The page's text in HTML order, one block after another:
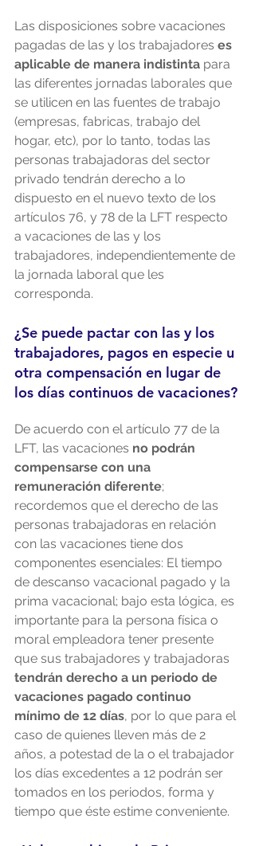
Las disposiciones sobre vacaciones
pagadas de las y los trabajadores es
aplicable de manera indistinta para
las diferentes jornadas laborales que
se utilicen en las fuentes de trabajo
(empresas, fabricas, trabajo del
hogar, etc), por lo tanto, todas las
personas trabajadoras del sector
privado tendrán derecho a lo
dispuesto en el nuevo texto de los
artículos 76, y 78 de la LFT respecto
a vacaciones de las y los
trabajadores, independientemente de
la jornada laboral que les
corresponda.
¿Se puede pactar con las y los
trabajadores, pagos en especie u
otra compensación en lugar de
los días continuos de vacaciones?
De acuerdo con el artículo 77 de la
LFT, las vacaciones no podrán
compensarse con una
remuneración diferente;
recordemos que el derecho de las
personas trabajadoras en relación
con las vacaciones tiene dos
componentes esenciales: El tiempo
de descanso vacacional pagado y la
prima vacacional; bajo esta lógica, es
importante para la persona física o
moral empleadora tener presente
que sus trabajadores y trabajadoras
tendrán derecho a un periodo de
vacaciones pagado continuo
mínimo de 12 días, por lo que para el
caso de quienes lleven más de 2
años, a potestad de la o el trabajador
los días excedentes a 12 podrán ser
tomados en los periodos, forma y
tiempo que éste estime conveniente.